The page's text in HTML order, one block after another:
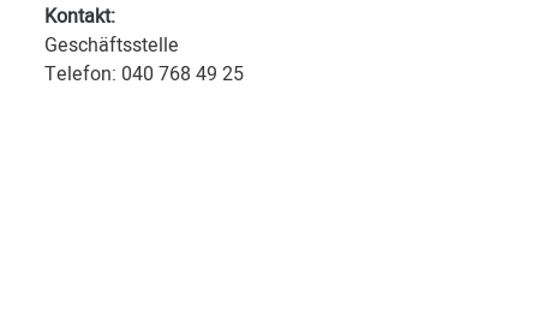
Kontakt:
Geschäftsstelle
Telefon: 040 768 49 25